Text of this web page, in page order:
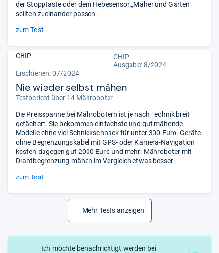
der Stopptaste oder dem Hebesensor.„Mäher und Garten
sollten zueinander passen.
zum Test
CHIP
CHIP
Ausgabe: 8/2024
Erschienen: 07/2024
Nie wieder selbst mähen
Testbericht über 14 Mähroboter
Die Preisspanne bei Mährobotern ist je nach Technik breit
gefächert. Sie bekommen einfachste und gut mähende
Modelle ohne viel Schnickschnack für unter 300 Euro. Geräte
ohne Begrenzungskabel mit GPS- oder Kamera-Navigation
kosten dagegen gut 2000 Euro und mehr. Mähroboter mit
Drahtbegrenzung mähen im Vergleich etwas besser.
zum Test
Mehr Tests anzeigen
Ich möchte benachrichtigt werden bei